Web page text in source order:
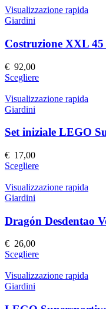
Visualizzazione rapida
Giardini
Costruzione XXL 45
€ 92,00
ScegliereQuesto
ha
Le
scelte
nella
pagina
prodotto
Visualizzazione rapida
Giardini
Set iniziale LEGO
€ 17,00
ScegliereQuesto
ha
Le
opzioni
scelte
nella
pagina
prodotto
Visualizzazione rapida
Giardini
Dragón Desdentao Volador
€ 26,00
ScegliereQuesto
ha
Visualizzazione rapida
Giardini